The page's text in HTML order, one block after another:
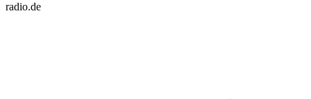
radio.de